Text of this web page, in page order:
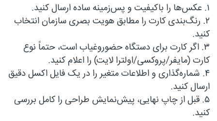
۱. عکس‌ها را باکیفیت و پس‌زمینه ساده ارسال کنید.
۲. رنگ‌بندی کارت را مطابق هویت بصری سازمان انتخاب
کنید.
۳. اگر کارت برای دستگاه حضوروغیاب است، حتماً نوع
کارت (مایفر/پروکسی/اولترا لایت) را اعلام کنید.
۴. شماره‌گذاری و اطلاعات متغیر را در یک فایل اکسل دقیق
ارسال کنید.
۵. قبل از چاپ نهایی، پیش‌نمایش طراحی را کامل بررسی
کنید.